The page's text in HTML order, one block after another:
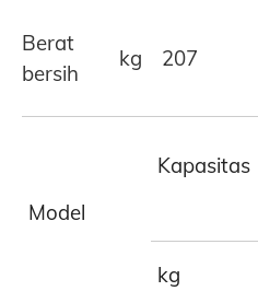
Berat
bersih
kg 207
Model
Kapasitas
kg